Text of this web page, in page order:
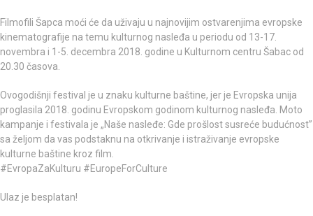
Filmofili Šapca moći će da uživaju u najnovijim ostvarenjima evropske
kinematografije na temu kulturnog nasleđa u periodu od 13-17.
novembra i 1-5. decembra 2018. godine u Kulturnom centru Šabac od
20.30 časova.
Ovogodišnji festival je u znaku kulturne baštine, jer je Evropska unija
proglasila 2018. godinu Evropskom godinom kulturnog nasleđa. Moto
kampanje i festivala je „Naše nasleđe: Gde prošlost susreće budućnost”
sa željom da vas podstaknu na otkrivanje i istraživanje evropske
kulturne baštine kroz film.
#EvropaZaKulturu #EuropeForCulture
Ulaz je besplatan!